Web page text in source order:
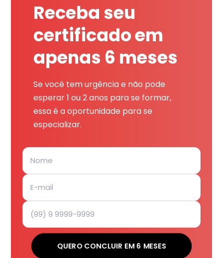
Receba seu
certificado em
apenas 6 meses
Se você tem urgência e não pode
esperar 1 ou 2 anos para se formar,
essa é a oportunidade para se
especializar.
QUERO CONCLUIR EM 6 MESES